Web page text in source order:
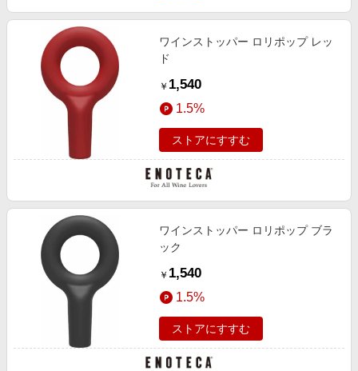
旅行・レジャー・ホテル予約
生活・お役立ち
金融・マネー・保険
デジタルコンテンツ
ビジネス・その他サービス
とことん買い物チャレンジ
Apple公式サイト×楽天カード分割払い
Qoo10メガポ
ワインストッパー ロリポップ レッ
ド
￥ 1,540
1.5%
ストアにすすむ
ワインストッパー ロリポップ ブラ
ック
￥ 1,540
1.5%
ストアにすすむ